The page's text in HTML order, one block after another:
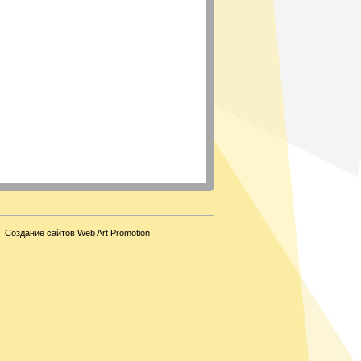
Создание сайтов Web Art Promotion